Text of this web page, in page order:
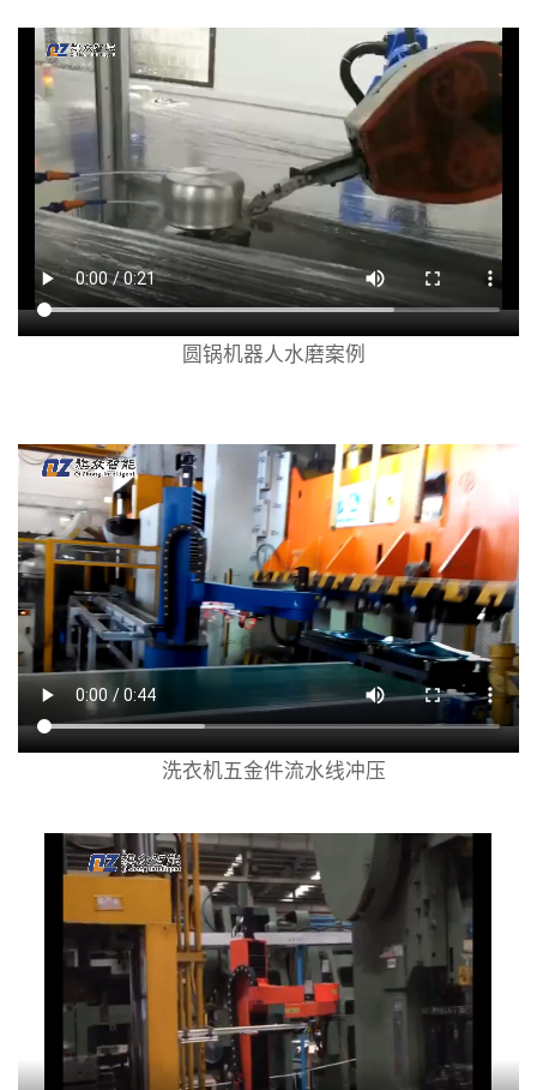
圆锅机器人水磨案例
洗衣机五金件流水线冲压